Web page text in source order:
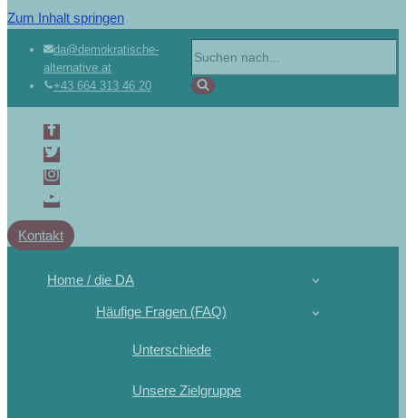
Zum Inhalt springen
da@demokratische-
alternative.at
+43 664 313 46 20
Kontakt
Home / die DA
Häufige Fragen (FAQ)
Unterschiede
Unsere Zielgruppe